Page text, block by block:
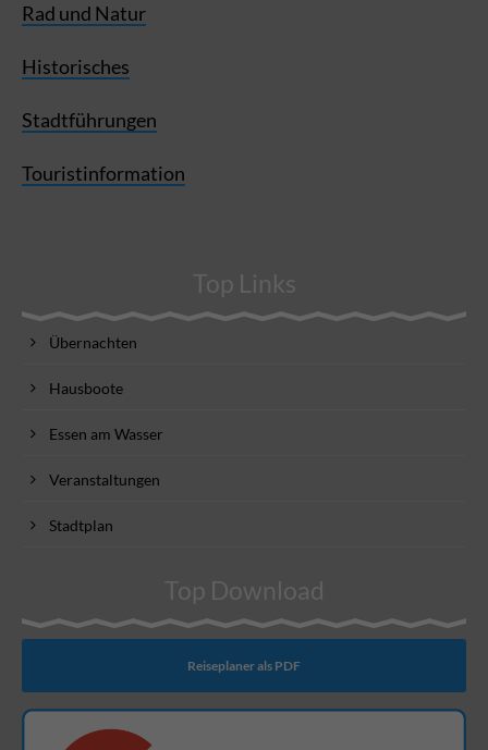
Rad und Natur
Historisches
Stadtführungen
Touristinformation
Top Links
Übernachten
Hausboote
Essen am Wasser
Veranstaltungen
Stadtplan
Top Download
Reiseplaner als PDF